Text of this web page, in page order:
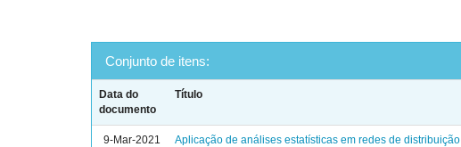
Conjunto de itens:
Data do
documento
Título
9-Mar-2021 Aplicação de análises estatísticas em redes de distribuição